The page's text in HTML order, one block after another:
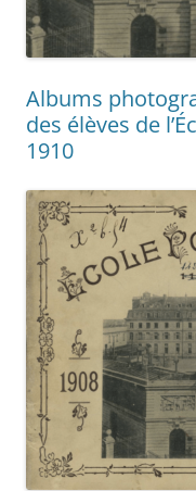
Albums
des élèves de
1910